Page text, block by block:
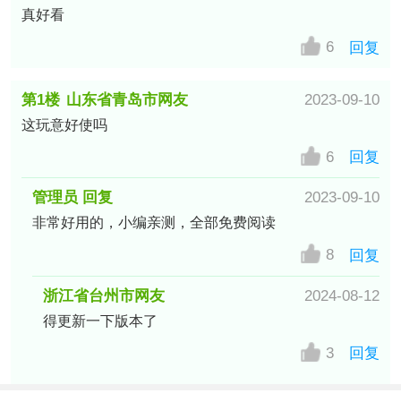
真好看
6 回复
第1楼 山东省青岛市网友 2023-09-10
这玩意好使吗
6 回复
管理员 回复 2023-09-10
非常好用的，小编亲测，全部免费阅读
8 回复
浙江省台州市网友 2024-08-12
得更新一下版本了
3 回复